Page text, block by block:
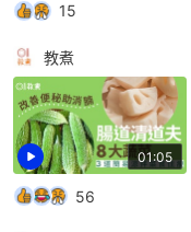
15
01:05
教煮
56